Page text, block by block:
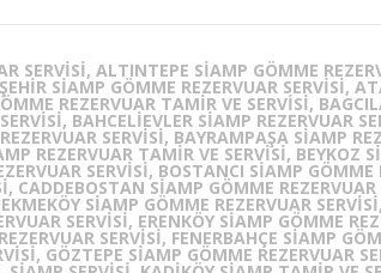
SERVISI, ALTINTEPE SIAMP GÖMME
SIAMP GÖMME REZERVUAR SERVISI,
REZERVUAR TAMIR VE SERVISI,
BAHCELIEVLER SIAMP REZERVUAR
SERVISI, BAYRAMPAŞA SIAMP
REZERVUAR TAMIR VE SERVISI, BEYKOZ
SERVISI, BOSTANCI SIAMP GÖMME
CADDEBOSTAN SIAMP GÖMME
SIAMP GÖMME REZERVUAR
SERVISI, ERENKÖY SIAMP GÖMME
SERVISI, FENERBAHÇE SIAMP
GÖZTEPE SIAMP GÖMME REZERVUAR